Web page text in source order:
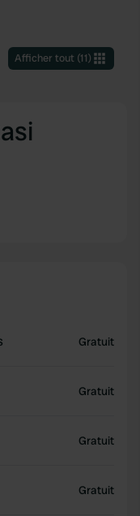
Afficher tout(11)
Gratuit
Gratuit
Gratuit
Gratuit